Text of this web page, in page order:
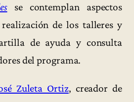
se contemplan aspectos
de los talleres y
de ayuda y consulta
del programa.
Zuleta Ortiz, creador de